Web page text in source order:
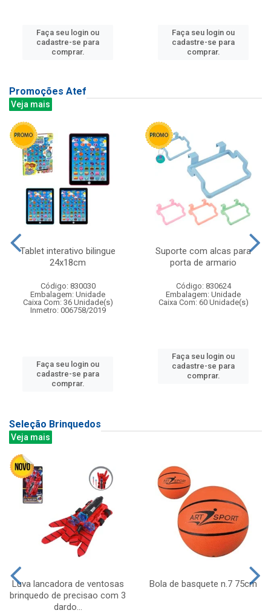
Faça seu login ou
cadastre-se para
comprar.
Faça seu login ou
cadastre-se para
comprar.
Promoções Atef
Veja mais
Tablet interativo bilingue
24x18cm
Código: 830030
Embalagem: Unidade
Caixa Com: 36 Unidade(s)
Inmetro: 006758/2019
Faça seu login ou
cadastre-se para
comprar.
Suporte com alcas para
porta de armario
Código: 830624
Embalagem: Unidade
Caixa Com: 60 Unidade(s)
Faça seu login ou
cadastre-se para
comprar.
Seleção Brinquedos
Veja mais
Luva lancadora de ventosas
brinquedo de precisao com 3
dardo...
Bola de basquete n.7 75cm